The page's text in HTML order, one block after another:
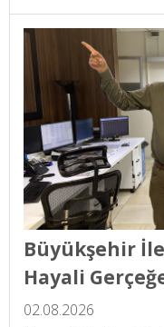
Büyükşehir
Hayali
02.08.2026